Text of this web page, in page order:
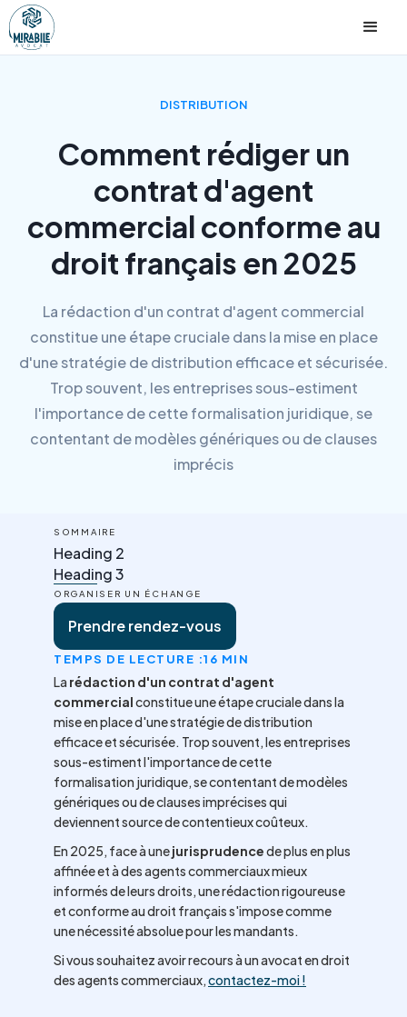
DISTRIBUTION
Comment rédiger un
contrat d'agent
commercial conforme au
droit français en 2025
La rédaction d'un contrat d'agent commercial
constitue une étape cruciale dans la mise en place
d'une stratégie de distribution efficace et sécurisée.
Trop souvent, les entreprises sous-estiment
l'importance de cette formalisation juridique, se
contentant de modèles génériques ou de clauses
imprécis
SOMMAIRE
Heading 2
Heading 3
ORGANISER UN ÉCHANGE
Prendre rendez-vous
TEMPS DE LECTURE :16 MIN
La rédaction d'un contrat d'agent
commercialconstitue une étape cruciale dans la
mise en place d'une stratégie de distribution
efficace et sécurisée. Trop souvent, les entreprises
sous-estiment l'importance de cette
formalisation juridique, se contentant de modèles
génériques ou de clauses imprécises qui
deviennent source de contentieux coûteux.
En 2025, face à unejurisprudencede plus en plus
affinée et à des agents commerciaux mieux
informés de leurs droits, une rédaction rigoureuse
et conforme au droit français s'impose comme
une nécessité absolue pour les mandants.
Si vous souhaitez avoir recours à un avocat en droit
des agents commerciaux,contactez-moi !